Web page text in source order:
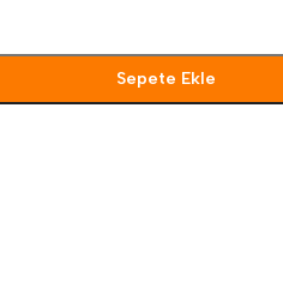
Sepete Ekle